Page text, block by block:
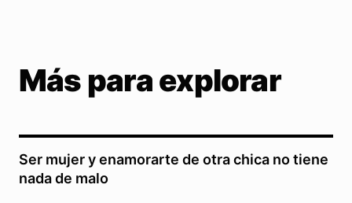
Más para explorar
Ser mujer y enamorarte de otra chica no tiene
nada de malo